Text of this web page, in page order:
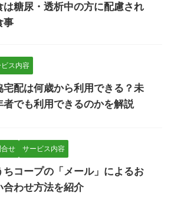
は糖尿・透析中の方に配慮され
事
ス内容
宅配は何歳から利用できる？未
者でも利用できるのかを解説
せ サービス内容
ちコープの「メール」によるお
合わせ方法を紹介